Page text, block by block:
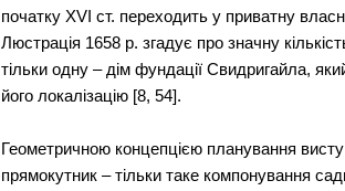
початку XVI ст. переходить у приватну
Люстрацiя 1658 р. згадує про значну
тiльки одну – дiм фундацiї Cвидригайла,
його локалiзацiю [8, 54].
Геометричною концепцiєю планування
прямокутник – тiльки таке компонування